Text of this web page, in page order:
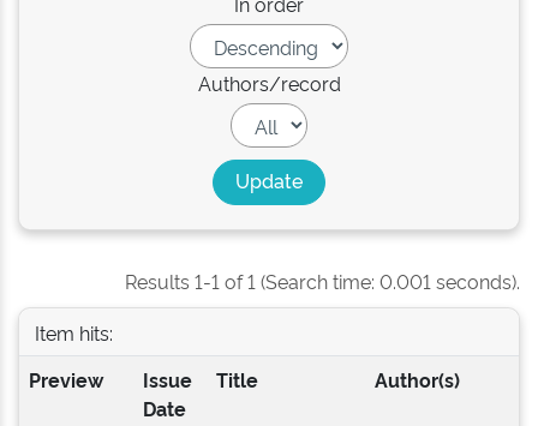
Authors/record
Results 1-1 of 1 (Search time: 0.001 seconds).
Item hits:
Preview
Issue
Date
Title Author(s)